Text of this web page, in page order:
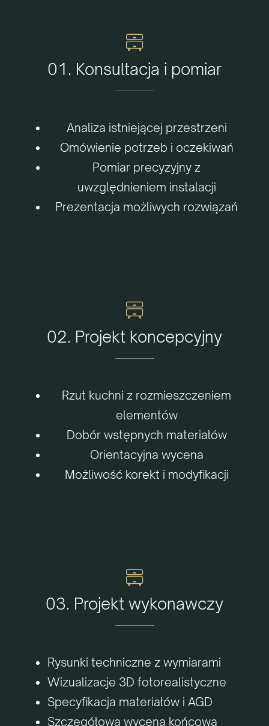
01. Konsultacja i pomiar
Analiza istniejącej przestrzeni
Omówienie potrzeb i oczekiwań
Pomiar precyzyjny z
uwzględnieniem instalacji
Prezentacja możliwych rozwiązań
02. Projekt koncepcyjny
Rzut kuchni z rozmieszczeniem
elementów
Dobór wstępnych materiałów
Orientacyjna wycena
Możliwość korekt i modyfikacji
03. Projekt wykonawczy
Rysunki techniczne z wymiarami
Wizualizacje 3D fotorealistyczne
Specyfikacja materiałów i AGD
Szczegółowa wycena końcowa